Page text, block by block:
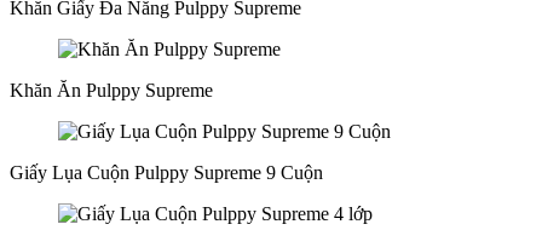
Khăn Giấy Đa Năng Pulppy Supreme
Khăn Ăn Pulppy Supreme
Giấy Lụa Cuộn Pulppy Supreme 9 Cuộn